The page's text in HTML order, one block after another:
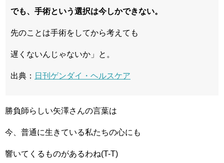
でも、手術という選択は今しかできない。
先のことは手術をしてから考えても
遅くないんじゃないか」と。
出典： 日刊ゲンダイ・ヘルスケア
勝負師らしい矢澤さんの言葉は
今、普通に生きている私たちの心にも
響いてくるものがあるわね(T-T)